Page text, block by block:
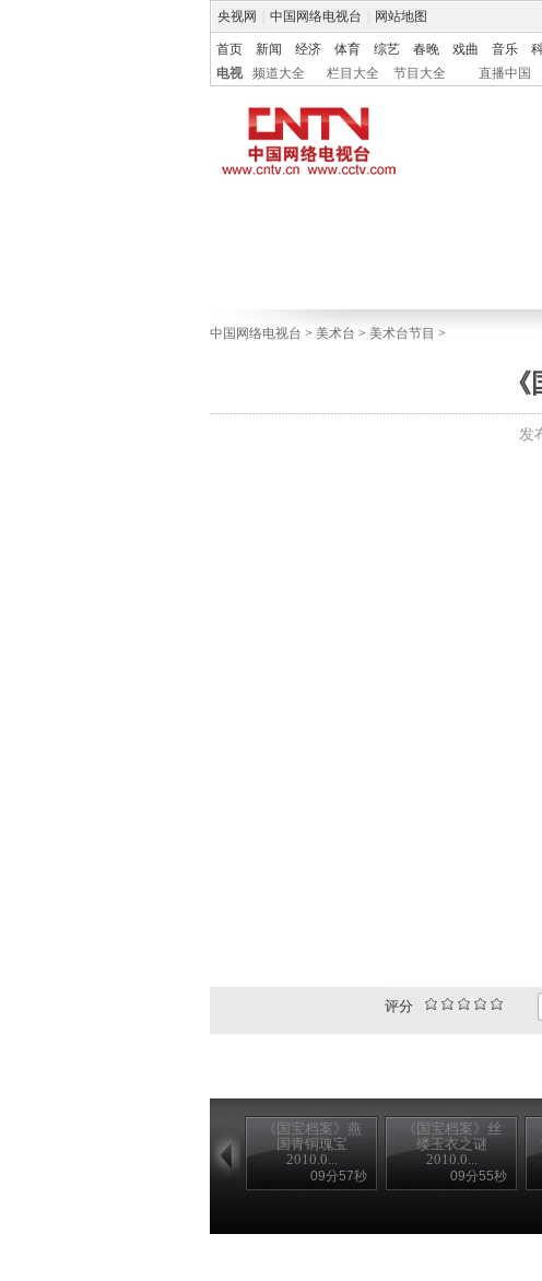
央视网 中国网络电视台 网站地图
首页 新闻 经济 体育 综艺 春晚 戏曲 音乐
电视
频道大全 栏目大全 节目大全 直播中国
中国网络电视台 > 美术台 > 美术台节目 >
发
评分
《国宝档案》燕
国青铜瑰宝
2010.0...
09分57秒
《国宝档案》丝
缕玉衣之谜
2010.0...
09分55秒